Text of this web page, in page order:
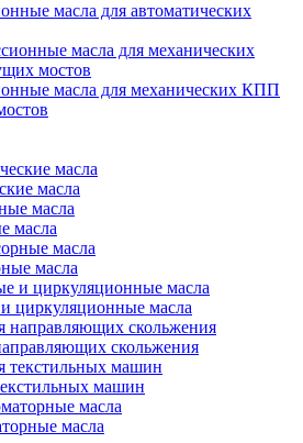
масла для автоматических
масла для механических КПП
масла
масла
масла
циркуляционные масла
скольжения
машин
масла